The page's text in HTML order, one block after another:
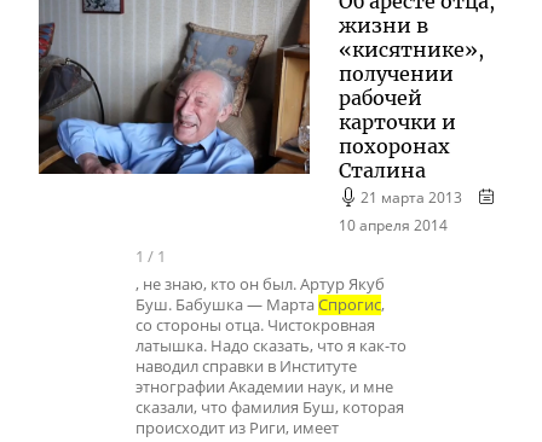
жизни в
«кисятнике»,
получении
рабочей
карточки и
похоронах
Сталина
21 марта 2013
10 апреля 2014
1 / 1
, не знаю, кто он был. Артур Якуб
Буш. Бабушка — МартаСпрогис,
со стороны отца. Чистокровная
латышка. Надо сказать, что я как-то
наводил справки в Институте
этнографии Академии наук, и мне
сказали, что фамилия Буш, которая
происходит из Риги, имеет